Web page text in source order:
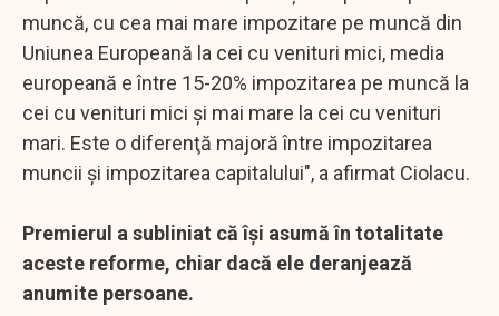
muncă, cu cea mai mare impozitare pe muncă din
Uniunea Europeană la cei cu venituri mici, media
europeană e între 15-20% impozitarea pe muncă la
cei cu venituri mici şi mai mare la cei cu venituri
mari. Este o diferenţă majoră între impozitarea
muncii şi impozitarea capitalului", a afirmat Ciolacu.
Premierul a subliniat că îşi asumă în totalitate
aceste reforme, chiar dacă ele deranjează
anumite persoane.